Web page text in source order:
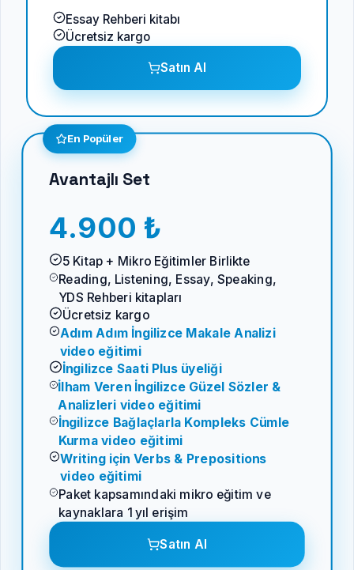
Essay Rehberi kitabı
Ücretsiz kargo
Satın Al
En Popüler
Avantajlı Set
4.900 ₺
5 Kitap + Mikro Eğitimler Birlikte
Reading, Listening, Essay, Speaking,
YDS Rehberi kitapları
Ücretsiz kargo
Adım Adım İngilizce Makale Analizi
video eğitimi
İngilizce Saati Plus üyeliği
İlham Veren İngilizce Güzel Sözler &
Analizleri video eğitimi
İngilizce Bağlaçlarla Kompleks Cümle
Kurma video eğitimi
Writing için Verbs & Prepositions
video eğitimi
Paket kapsamındaki mikro eğitim ve
kaynaklara 1 yıl erişim
Satın Al